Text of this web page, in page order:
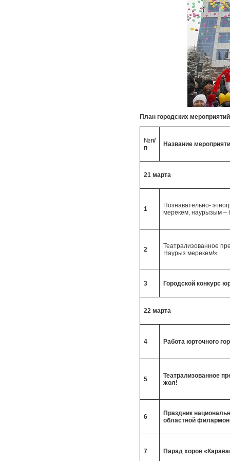
План городских
№п/
п
Название
21 марта
1
Познавательно-
мерекем, наурызым –
2
Театрализованное
Наурыз мерекем!»
3 Городской конкурс
22 марта
4 Работа юрточного
5
Театрализованное
жол!
6
Праздник
областной
7 Парад хоров